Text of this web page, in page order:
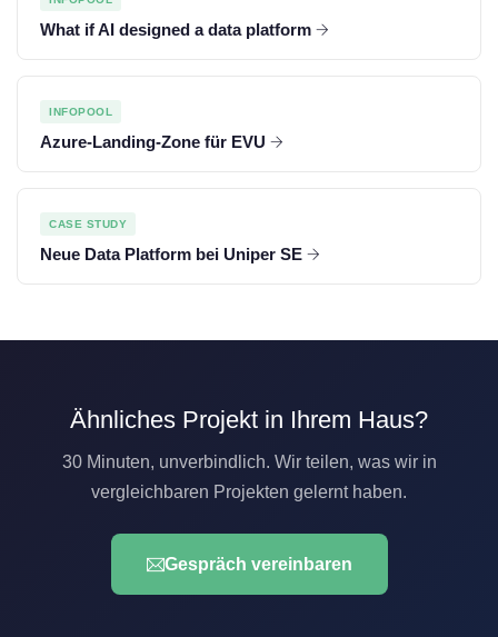
What if AI designed a data platform
INFOPOOL
Azure-Landing-Zone für EVU
CASE STUDY
Neue Data Platform bei Uniper SE
Ähnliches Projekt in Ihrem Haus?
30 Minuten, unverbindlich. Wir teilen, was wir in
vergleichbaren Projekten gelernt haben.
Gespräch vereinbaren